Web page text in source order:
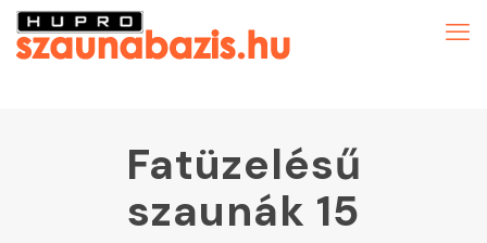
Fatüzelésű
szaunák 15